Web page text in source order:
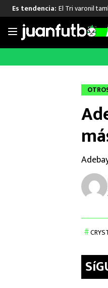
Saltar
Es tendencia: El Tri varonil
LIGA MX
Chivas de Guadalajara
Liga MX Femenil